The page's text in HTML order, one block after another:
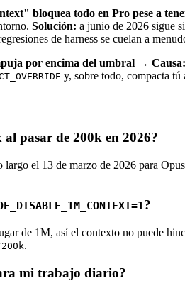
bloquea todo en Pro pese a
Solución: a junio de 2026 sigue
de harness se cuelan a
por encima del umbral → Causa:
y, sobre todo, compacta tú
pasar de 200k en 2026?
el 13 de marzo de 2026 para
?
de 1M, así el contexto no puede
.
mi trabajo diario?